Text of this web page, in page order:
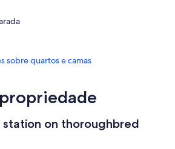
sobre quartos e camas
station on thoroughbred